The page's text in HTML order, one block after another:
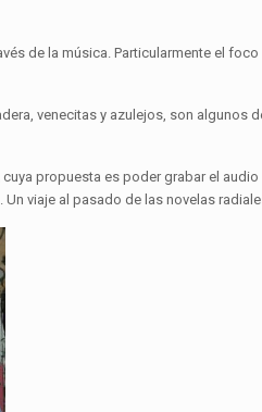
de la música. Particularmente el
venecitas y azulejos, son algunos
cuya propuesta es poder grabar el audio
viaje al pasado de las novelas